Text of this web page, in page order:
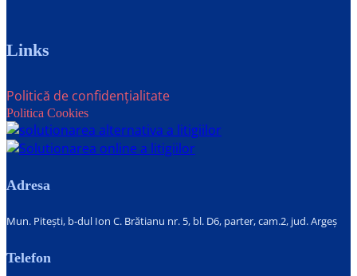
Links
Politică de confidențialitate
Politica Cookies
Adresa
Mun. Pitești, b-dul Ion C. Brătianu nr. 5, bl. D6, parter, cam.2, jud. Argeș
Telefon